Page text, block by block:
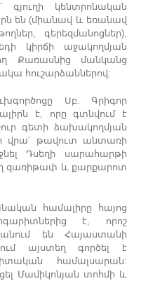
գյուղի կենտրոնական
են (միանավ և եռանավ
գերեզմանոցներ),
կիրճի աջակողմյան
Քառասնից մանկանց
հուշարձաններով:
Սբ. Գրիգոր
է, որը գտնվում է
գետի ձախակողմյան
վրա՝ թավուտ անտառի
Դսեղի սարահարթի
զառիթափ և քարքարոտ
համալիրը հայոց
է, որոշ
են Հայաստանի
այստեղ գործել է
համալսարան:
Մամիկոնյան տոհմի և